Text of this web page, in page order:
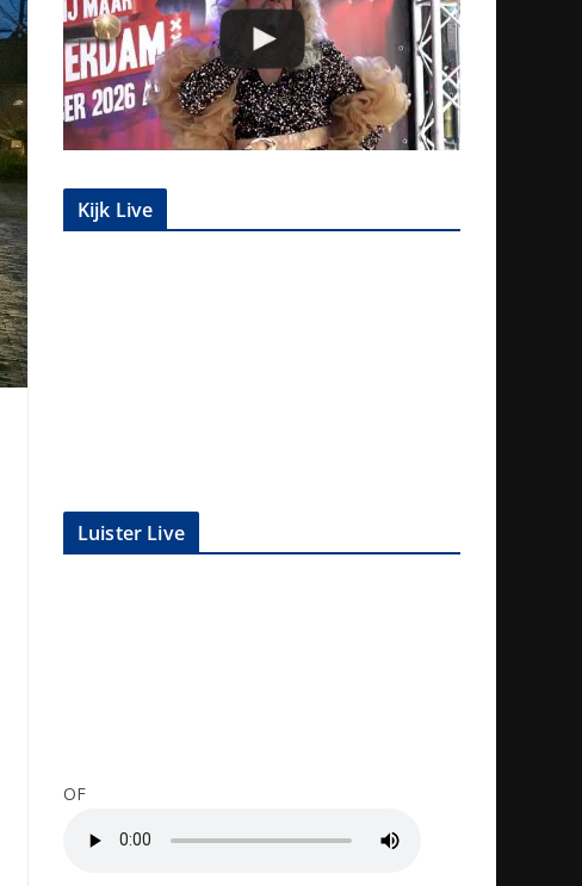
Kijk Live
Luister Live
OF